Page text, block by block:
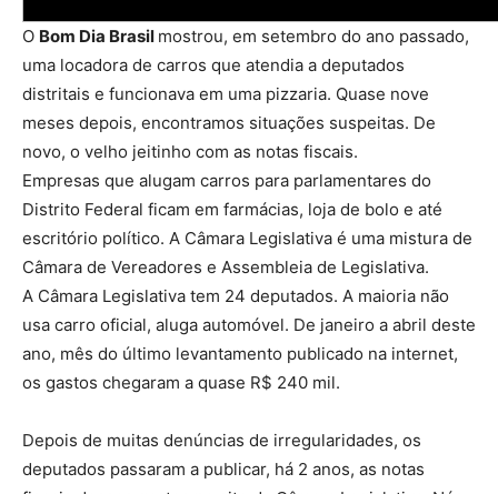
O Bom Dia Brasil mostrou, em setembro do ano passado,
uma locadora de carros que atendia a deputados
distritais e funcionava em uma pizzaria. Quase nove
meses depois, encontramos situações suspeitas. De
novo, o velho jeitinho com as notas fiscais.
Empresas que alugam carros para parlamentares do
Distrito Federal ficam em farmácias, loja de bolo e até
escritório político. A Câmara Legislativa é uma mistura de
Câmara de Vereadores e Assembleia de Legislativa.
A Câmara Legislativa tem 24 deputados. A maioria não
usa carro oficial, aluga automóvel. De janeiro a abril deste
ano, mês do último levantamento publicado na internet,
os gastos chegaram a quase R$ 240 mil.
Depois de muitas denúncias de irregularidades, os
deputados passaram a publicar, há 2 anos, as notas